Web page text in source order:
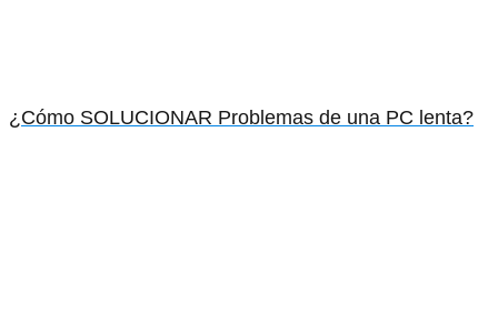
¿Cómo SOLUCIONAR Problemas de una PC lenta?